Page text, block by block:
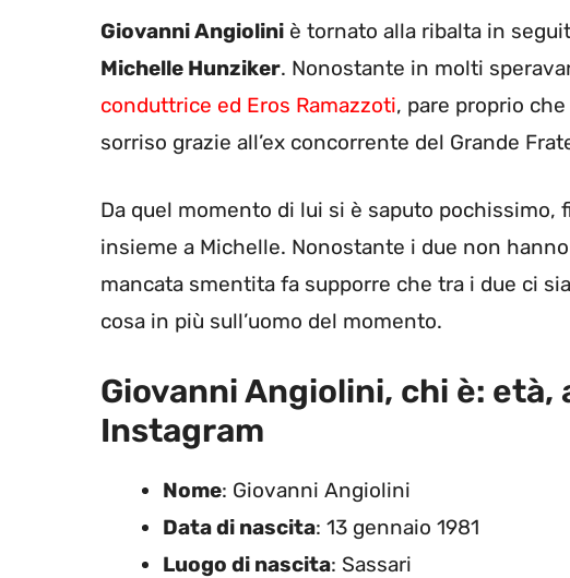
Giovanni Angiolini è tornato alla ribalta in
Michelle Hunziker. Nonostante in molti
conduttrice ed Eros Ramazzoti, pare proprio
sorriso grazie all’ex concorrente del Grande
Da quel momento di lui si è saputo pochissimo,
insieme a Michelle. Nonostante i due non
mancata smentita fa supporre che tra i due ci
cosa in più sull’uomo del momento.
Giovanni Angiolini, chi è:
Instagram
Nome: Giovanni Angiolini
Data di nascita: 13 gennaio 1981
Luogo di nascita: Sassari